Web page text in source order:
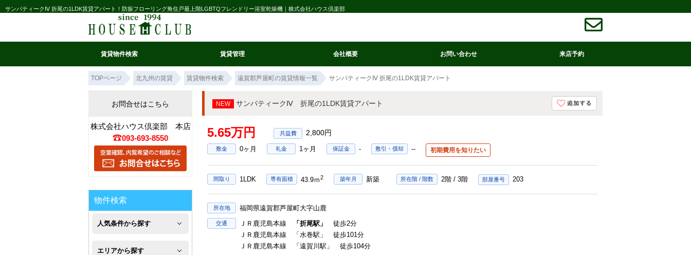
サンパティークⅣ 折尾の1LDK賃貸アパート！防振フローリング角住戸最上階LGBTQフレンドリー浴室乾燥機｜株式会社ハウス倶楽部
賃貸物件検索
条件検索
お気に入り
閲覧履歴
マイ条件リスト
賃貸管理 会社概要 お問い合わせ 来店予約
TOPページ 北九州の賃貸 賃貸物件検索 遠賀郡芦屋町の賃貸情報一覧 サンパティークⅣ 折尾の1LDK賃貸アパート
NEW サンパティークⅣ 折尾の1LDK賃貸アパート
5.65万円 2,800円
敷金 0ヶ月 礼金 1ヶ月 保証金 - 敷引・償却 -- 初期費用を知りたい
間取り 1LDK 専有面積 43.9ｍ2 築年月 新築 所在階 / 階数 2階 / 3階 203
所在地 福岡県遠賀郡芦屋町大字山鹿
交通 ＪＲ鹿児島本線 「折尾駅」
徒歩2分
ＪＲ鹿児島本線 「水巻駅」 徒歩101分
ＪＲ鹿児島本線 「遠賀川駅」 徒歩104分
お問合せはこちら
株式会社ハウス倶楽部 本店
093-693-8550
物件検索
人気条件から探す
新
エリアから探す